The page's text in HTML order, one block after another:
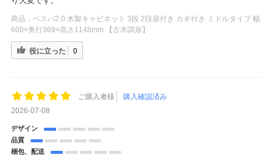
商品： ペスパ2.0 木製キャビネット 3段 2段扉付き カギ付き ミドルタイプ 幅
600×奥行369×高さ1148mm 【古木調扉】
役に立った 0
ご購入者様
購入確認済み
2026-07-08
デザイン
品質
梱包、配送